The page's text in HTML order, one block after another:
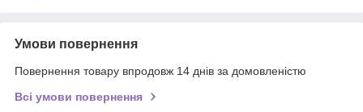
Умови повернення
Повернення товару впродовж 14 днів за домовленістю
Всі умови повернення